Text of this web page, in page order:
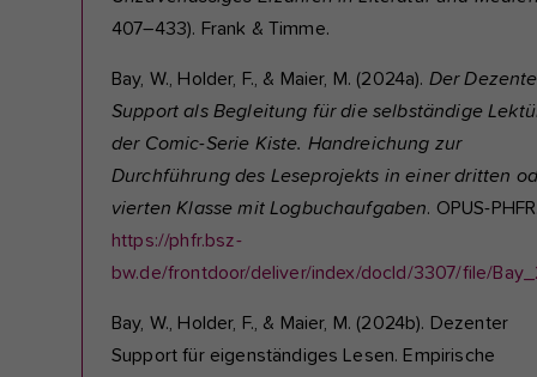
407–433). Frank & Timme.
Bay, W., Holder, F., & Maier, M. (2024a). Der Dezente
Support als Begleitung für die selbständige
der Comic-Serie Kiste. Handreichung zur
Durchführung des Leseprojekts in einer dritten
vierten Klasse mit Logbuchaufgaben. OPUS-
https://phfr.bsz-
bw.de/frontdoor/deliver/index/docId/3307/file/
Bay, W., Holder, F., & Maier, M. (2024b). Dezenter
Support für eigenständiges Lesen. Empirische